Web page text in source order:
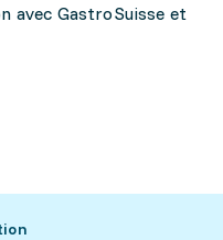
avec GastroSuisse et